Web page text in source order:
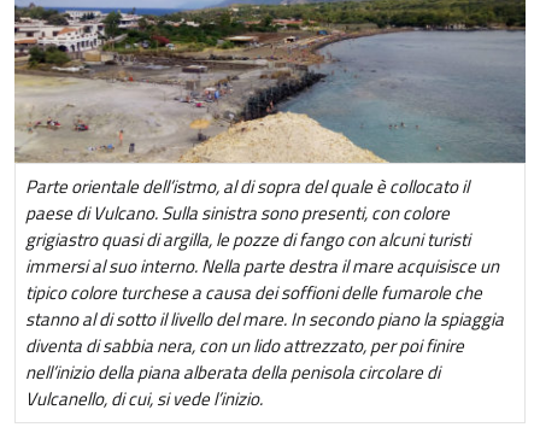
Parte orientale dell’istmo, al di sopra del quale è collocato il
paese di Vulcano. Sulla sinistra sono presenti, con colore
grigiastro quasi di argilla, le pozze di fango con alcuni turisti
immersi al suo interno. Nella parte destra il mare acquisisce un
tipico colore turchese a causa dei soffioni delle fumarole che
stanno al di sotto il livello del mare. In secondo piano la spiaggia
diventa di sabbia nera, con un lido attrezzato, per poi finire
nell’inizio della piana alberata della penisola circolare di
Vulcanello, di cui, si vede l’inizio.